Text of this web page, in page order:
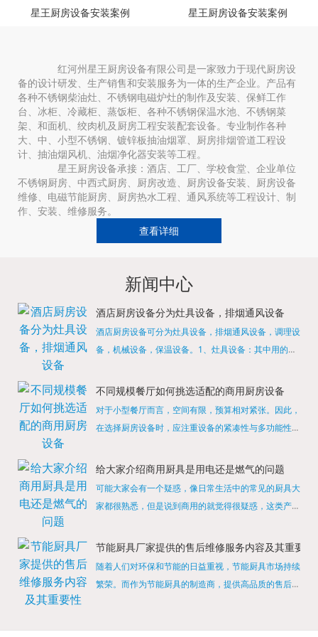
星王厨房设备安装案例 星王厨房设备安装案例
红河州星王厨房设备有限公司是一家致力于现代厨房设
备的设计研发、生产销售和安装服务为一体的生产企业。产品有
各种不锈钢柴油灶、不锈钢电磁炉灶的制作及安装、保鲜工作
台、冰柜、冷藏柜、蒸饭柜、各种不锈钢保温水池、不锈钢菜
架、和面机、绞肉机及厨房工程安装配套设备。专业制作各种
大、中、小型不锈钢、镀锌板抽油烟罩、厨房排烟管道工程设
计、抽油烟风机、油烟净化器安装等工程。
星王厨房设备承接：酒店、工厂、学校食堂、企业单位
不锈钢厨房、中西式厨房、厨房改造、厨房设备安装、厨房设备
维修、电磁节能厨房、厨房热水工程、通风系统等工程设计、制
作、安装、维修服务。
查看详细
新闻中心
酒店厨房设备分为灶具设备，排烟通风设备
酒店厨房设备可分为灶具设备，排烟通风设备，调理设
备，机械设备，保温设备。1、灶具设备：其中用的较
缺少的，经过相关检测证明的合格设备才能进行使用，
不同规模餐厅如何挑选适配的商用厨房设备
对于小型餐厅而言，空间有限，预算相对紧张。因此，
在选择厨房设备时，应注重设备的紧凑性与多功能性。
烹饪设备，既能节省空间，又能满足多样化的烹饪需
给大家介绍商用厨具是用电还是燃气的问题
可能大家会有一个疑惑，像日常生活中的常见的厨具大
家都很熟悉，但是说到商用的就觉得很疑惑，这类产品
店用的就是商用的吗?还真别说，真被大家猜对了，这
节能厨具厂家提供的售后维修服务内容及其重要性
随着人们对环保和节能的日益重视，节能厨具市场持续
繁荣。而作为节能厨具的制造商，提供高品质的售后维